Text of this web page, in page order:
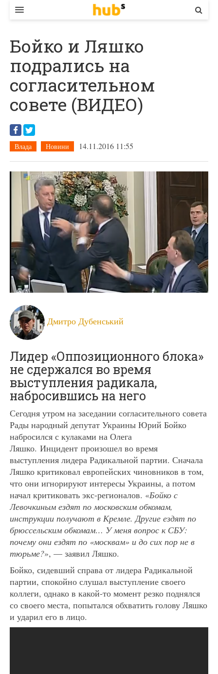
ЕКОНОМІКА
БІЗНЕС
СТАРТЕР
КОНТАКТИ
Бойко и Ляшко
подрались на
согласительном
совете (ВИДЕО)
Влада Новини 14.11.2016 11:55
Дмитро Дубенський
Лидер «Оппозиционного блока»
не сдержался во время
выступления радикала,
набросившись на него
Сегодня утром на заседании согласительного совета
Рады народный депутат Украины Юрий Бойко
набросился с кулаками на Олега
Ляшко. Инцидент произошел во время
выступления лидера Радикальной партии. Сначала
Ляшко критиковал европейских чиновников в том,
что они игнорируют интересы Украины, а потом
начал критиковать экс-регионалов. «Бойко с
Левочкиным ездят по московским обкомам,
инструкции получают в Кремле. Другие ездят по
брюссельским обкомам… У меня вопрос к СБУ:
почему они ездят по «москвам» и до сих пор не в
тюрьме?», — заявил Ляшко.
Бойко, сидевший справа от лидера Радикальной
партии, спокойно слушал выступление своего
коллеги, однако в какой-то момент резко поднялся
со своего места, попытался обхватить голову Ляшко
и ударил его в лицо.